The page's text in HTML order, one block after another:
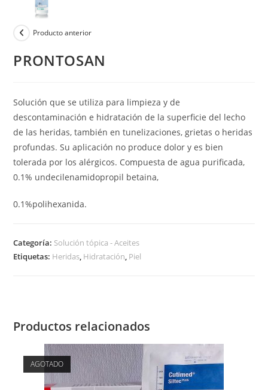
Producto anterior
PRONTOSAN
Solución que se utiliza para limpieza y de
descontaminación e hidratación de la superficie del lecho
de las heridas, también en tunelizaciones, grietas o heridas
profundas. Su aplicación no produce dolor y es bien
tolerada por los alérgicos. Compuesta de agua purificada,
0.1% undecilenamidopropil betaina,
0.1%polihexanida.
Categoría: Solución tópica - Aceites
Etiquetas: Heridas, Hidratación, Piel
Productos relacionados
AGOTADO